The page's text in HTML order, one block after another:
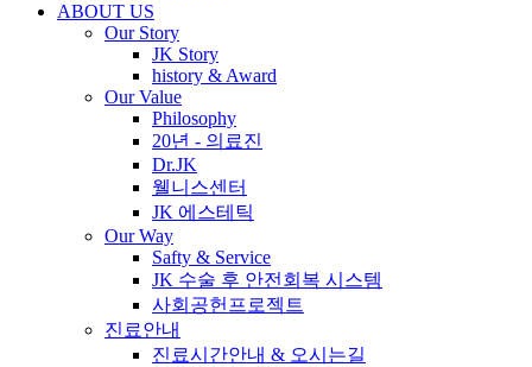
ABOUT US
Our Story
JK Story
history & Award
Our Value
Philosophy
20년 - 의료진
Dr.JK
웰니스센터
JK 에스테틱
Our Way
Safty & Service
JK 수술 후 안전회복 시스템
사회공헌프로젝트
진료안내
진료시간안내 & 오시는길